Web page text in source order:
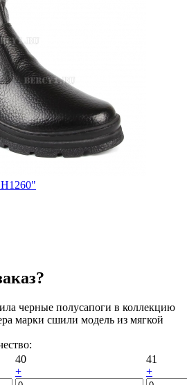
черные полусапоги в коллекцию
марки сшили модель из мягкой
40
+
41
+